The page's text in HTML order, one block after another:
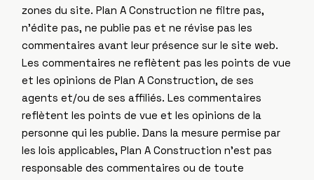
zones du site. Plan A Construction ne filtre pas,
n’édite pas, ne publie pas et ne révise pas les
commentaires avant leur présence sur le site web.
Les commentaires ne reflètent pas les points de vue
et les opinions de Plan A Construction, de ses
agents et/ou de ses affiliés. Les commentaires
reflètent les points de vue et les opinions de la
personne qui les publie. Dans la mesure permise par
les lois applicables, Plan A Construction n’est pas
responsable des commentaires ou de toute